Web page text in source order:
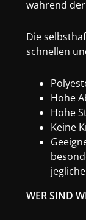
wahrend
Die
schnellen
Hohe
Hohe
Keine
WER SIND